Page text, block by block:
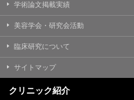
学術論文掲載実績
美容学会・研究会活動
臨床研究について
サイトマップ
クリニック紹介